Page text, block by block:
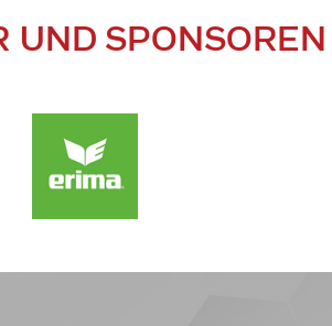
UND SPONSOREN